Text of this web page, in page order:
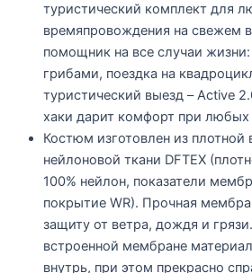
туристический комплект для
времяпровождения на свежем
помощник на все случаи жизни:
грибами, поездка на
туристический выезд – Active
хаки дарит комфорт при любых
Костюм изготовлен из плотной
нейлоновой ткани DFTEX
100% нейлон, показатели
покрытие WR). Прочная
защиту от ветра, дождя и
встроенной мембране
внутрь, при этом прекрасно